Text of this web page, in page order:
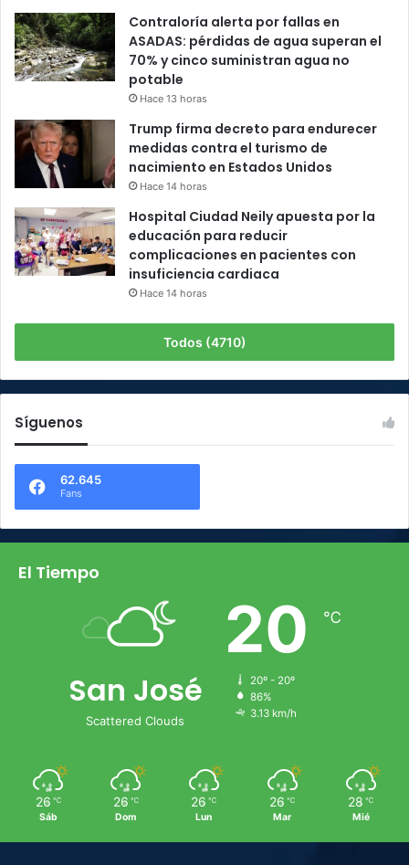
Contraloría alerta por fallas en
ASADAS: pérdidas de agua superan el
70% y cinco suministran agua no
potable
Hace 13 horas
Trump firma decreto para endurecer
medidas contra el turismo de
nacimiento en Estados Unidos
Hace 14 horas
Hospital Ciudad Neily apuesta por la
educación para reducir
complicaciones en pacientes con
insuficiencia cardiaca
Hace 14 horas
Todos (4710)
Síguenos
62.645
Fans
El Tiempo
San José
Scattered Clouds
20 ℃
20º - 20º
86%
3.13 km/h
26 ℃
Sáb
26 ℃
Dom
26 ℃
Lun
26 ℃
Mar
28 ℃
Mié